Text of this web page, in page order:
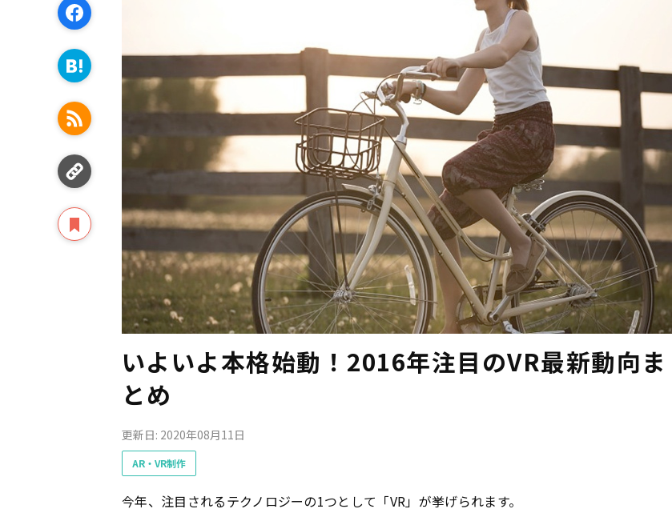
いよいよ本格始動！2016年注目のVR最新動向ま
とめ
更新日: 2020年08月11日
AR・VR制作
今年、注目されるテクノロジーの1つとして「VR」が挙げられます。